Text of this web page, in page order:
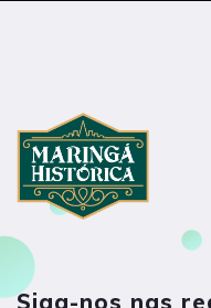
Siga-nos nas